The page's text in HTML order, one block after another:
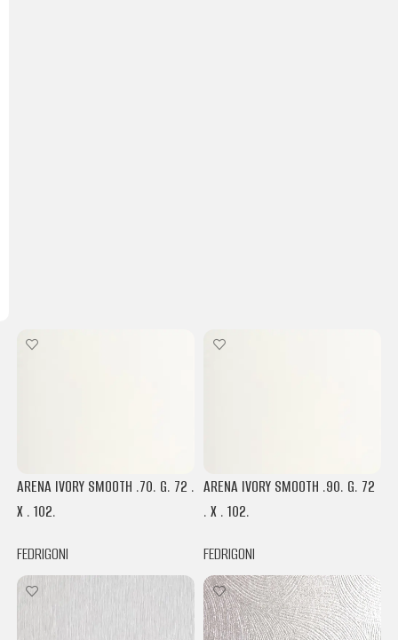
ARENA IVORY SMOOTH .70. G. 72 .
X . 102.
FEDRIGONI
ARENA IVORY SMOOTH .90. G. 72
. X . 102.
FEDRIGONI